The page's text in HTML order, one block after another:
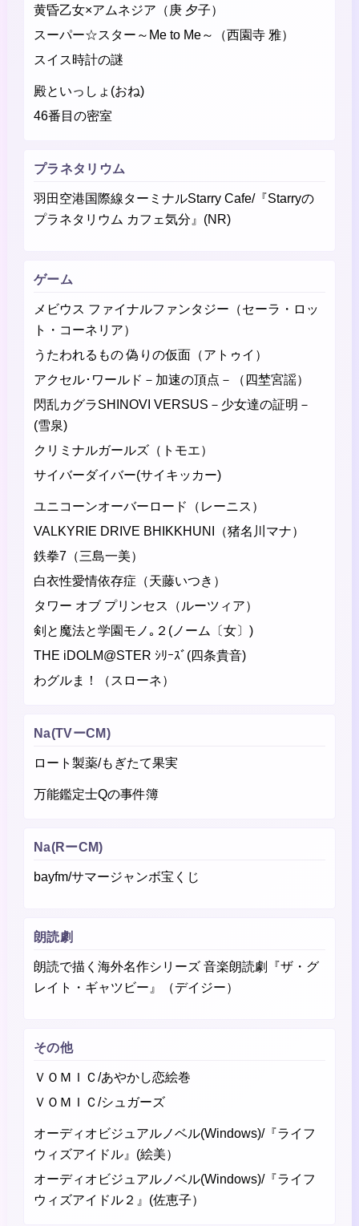
黄昏乙女×アムネジア（庚 夕子）
スーパー☆スター～Me to Me～（西園寺 雅）
スイス時計の謎
殿といっしょ(おね)
46番目の密室
プラネタリウム
羽田空港国際線ターミナルStarry Cafe/『Starryの
プラネタリウム カフェ気分』(NR)
ゲーム
メビウス ファイナルファンタジー（セーラ・ロッ
ト・コーネリア）
うたわれるもの 偽りの仮面（アトゥイ）
アクセル･ワールド－加速の頂点－（四埜宮謡）
閃乱カグラSHINOVI VERSUS－少女達の証明－
(雪泉)
クリミナルガールズ（トモエ）
サイバーダイバー(サイキッカー)
ユニコーンオーバーロード（レーニス）
VALKYRIE DRIVE BHIKKHUNI（猪名川マナ）
鉄拳7（三島一美）
白衣性愛情依存症（天藤いつき）
タワー オブ プリンセス（ルーツィア）
剣と魔法と学園モノ｡２(ノーム〔女〕)
THE iDOLM@STER ｼﾘｰｽﾞ(四条貴音)
わグルま！（スローネ）
Na(TVーCM)
ロート製薬/もぎたて果実
万能鑑定士Qの事件簿
Na(RーCM)
bayfm/サマージャンボ宝くじ
朗読劇
朗読で描く海外名作シリーズ 音楽朗読劇『ザ・グ
レイト・ギャツビー』（デイジー）
その他
ＶＯＭＩＣ/あやかし恋絵巻
ＶＯＭＩＣ/シュガーズ
オーディオビジュアルノベル(Windows)/『ライフ
ウィズアイドル』(絵美）
オーディオビジュアルノベル(Windows)/『ライフ
ウィズアイドル２』(佐恵子）